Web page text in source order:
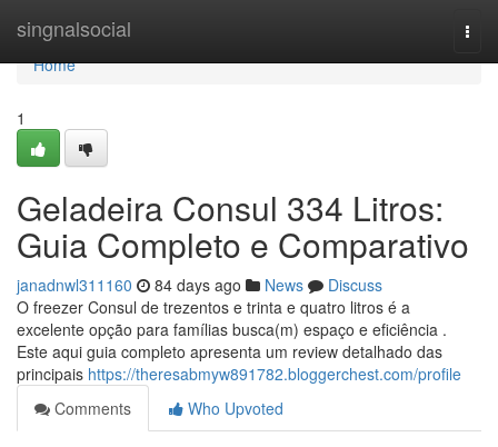
singnalsocial
Home
Home
1
Geladeira Consul 334 Litros:
Guia Completo e Comparativo
janadnwl311160 84 days ago News
Discuss
O freezer Consul de trezentos e trinta e quatro litros é a
excelente opção para famílias busca(m) espaço e eficiência .
Este aqui guia completo apresenta um review detalhado das
principais https://theresabmyw891782.bloggerchest.com/profile
Comments
Who Upvoted